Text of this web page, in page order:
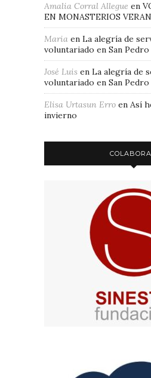
Amalia Corral Allegue en
EN MONASTERIOS
Maria en La alegría de
voluntariado en San Pedro
José Luis en La alegría de
voluntariado en San Pedro
Elisa Urtasun Erro en Así
invierno